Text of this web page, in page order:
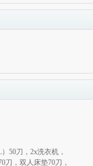
50刀，2x洗衣机，
刀，双人床垫70刀，